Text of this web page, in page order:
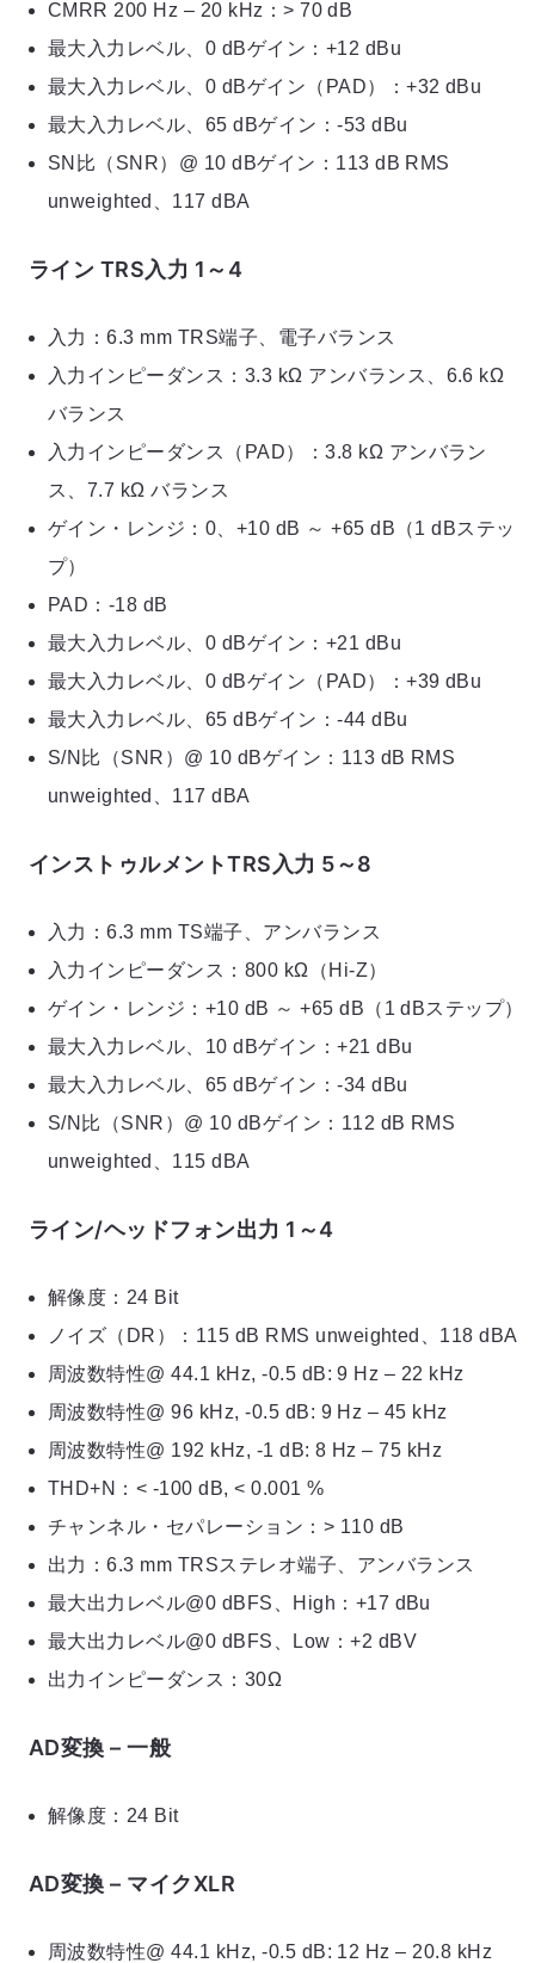
CMRR 200 Hz – 20 kHz：> 70 dB
最大入力レベル、0 dBゲイン：+12 dBu
最大入力レベル、0 dBゲイン（PAD）：+32 dBu
最大入力レベル、65 dBゲイン：-53 dBu
SN比（SNR）@ 10 dBゲイン：113 dB RMS
unweighted、117 dBA
ライン TRS入力 1～4
入力：6.3 mm TRS端子、電子バランス
入力インピーダンス：3.3 kΩ アンバランス、6.6 kΩ
バランス
入力インピーダンス（PAD）：3.8 kΩ アンバラン
ス、7.7 kΩ バランス
ゲイン・レンジ：0、+10 dB ～ +65 dB（1 dBステッ
プ）
PAD：-18 dB
最大入力レベル、0 dBゲイン：+21 dBu
最大入力レベル、0 dBゲイン（PAD）：+39 dBu
最大入力レベル、65 dBゲイン：-44 dBu
S/N比（SNR）@ 10 dBゲイン：113 dB RMS
unweighted、117 dBA
インストゥルメントTRS入力 5～8
入力：6.3 mm TS端子、アンバランス
入力インピーダンス：800 kΩ（Hi-Z）
ゲイン・レンジ：+10 dB ～ +65 dB（1 dBステップ）
最大入力レベル、10 dBゲイン：+21 dBu
最大入力レベル、65 dBゲイン：-34 dBu
S/N比（SNR）@ 10 dBゲイン：112 dB RMS
unweighted、115 dBA
ライン/ヘッドフォン出力 1～4
解像度：24 Bit
ノイズ（DR）：115 dB RMS unweighted、118 dBA
周波数特性@ 44.1 kHz, -0.5 dB: 9 Hz – 22 kHz
周波数特性@ 96 kHz, -0.5 dB: 9 Hz – 45 kHz
周波数特性@ 192 kHz, -1 dB: 8 Hz – 75 kHz
THD+N：< -100 dB, < 0.001 %
チャンネル・セパレーション：> 110 dB
出力：6.3 mm TRSステレオ端子、アンバランス
最大出力レベル@0 dBFS、High：+17 dBu
最大出力レベル@0 dBFS、Low：+2 dBV
出力インピーダンス：30Ω
AD変換 – 一般
解像度：24 Bit
AD変換 – マイクXLR
周波数特性@ 44.1 kHz, -0.5 dB: 12 Hz – 20.8 kHz